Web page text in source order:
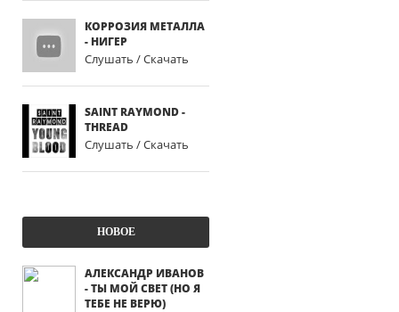
КОРРОЗИЯ МЕТАЛЛА
- НИГЕР
Слушать / Скачать
SAINT RAYMOND -
THREAD
Слушать / Скачать
НОВОЕ
АЛЕКСАНДР ИВАНОВ
- ТЫ МОЙ СВЕТ (НО Я
ТЕБЕ НЕ ВЕРЮ)